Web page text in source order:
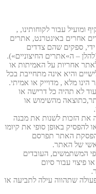
ומועיל עבור לקוחותינו, ,
אחרים באינטרנט, אתרים
ספקים שהם צדדים
– ה»אתרים החיצוניים»).
אחריות על האמיתות או
והיא אינה מתחייבת בכל
מלא , מדוייק או אמיתי.
לא תהיה כל דרישה או
מהשימוש או
הזכות לשנות את מבנה
להפסיק באופן סופי את קיומו
האתר תפרסם
של האתר.
המשתמשים, העובדים
פיצוי עבור סיום
שתהווה עילה לתביעה או